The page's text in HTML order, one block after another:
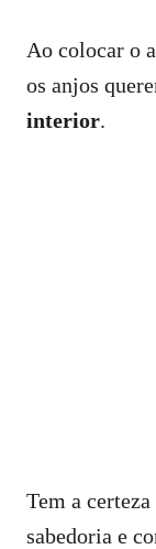
Ao colocar o
os anjos
interior.
Tem a
sabedoria e